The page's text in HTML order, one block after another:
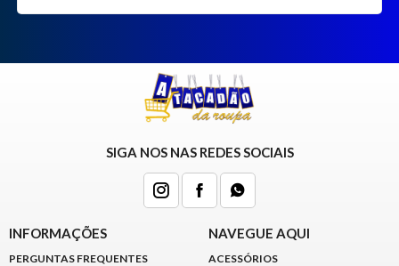
SIGA NOS NAS REDES SOCIAIS
INFORMAÇÕES
PERGUNTAS FREQUENTES
NAVEGUE AQUI
ACESSÓRIOS